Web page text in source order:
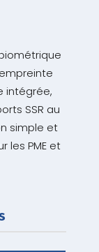
intégrée,
SSR au
simple et
les PME et